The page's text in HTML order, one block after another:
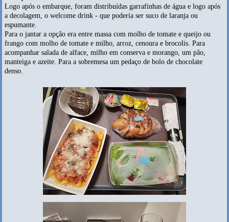
Logo após o embarque, foram distribuídas garrafinhas de água e logo após
a decolagem, o welcome drink - que poderia ser suco de laranja ou
espumante.
Para o jantar a opção era entre massa com molho de tomate e queijo ou
frango com molho de tomate e milho, arroz, cenoura e brocolis. Para
acompanhar salada de alface, milho em conserva e morango, um pão,
manteiga e azeite. Para a sobremesa um pedaço de bolo de chocolate
denso.